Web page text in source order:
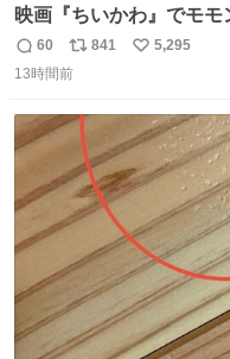
映画『ちいかわ』でモ
も愛される理由と可能性
ちいかわ 人魚の島のひ
す。ちいかわ初心者向け
返
信
60
リ
ポ
ト
数
841
い
数
5,295
13時間前